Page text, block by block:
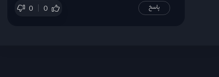
0 0 پاسخ